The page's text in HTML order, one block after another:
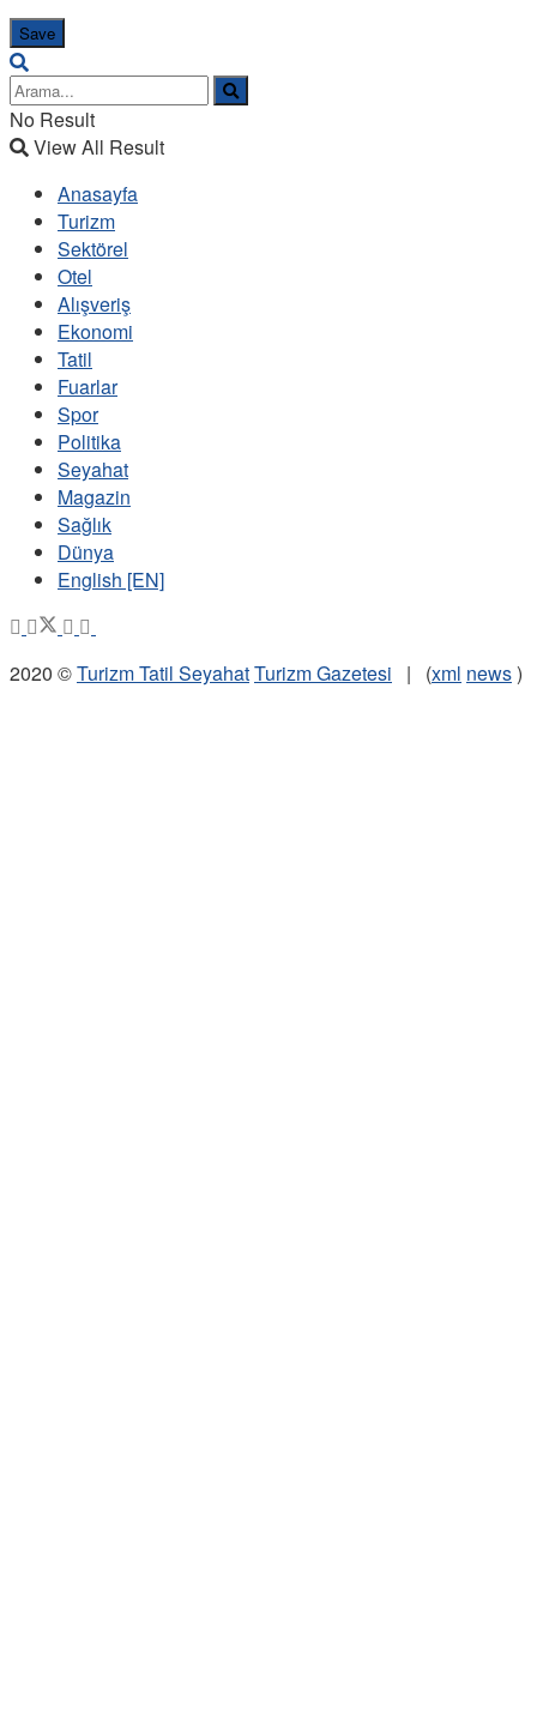
No Result
View All Result
Anasayfa
Turizm
Sektörel
Otel
Alışveriş
Ekonomi
Tatil
Fuarlar
Spor
Politika
Seyahat
Magazin
Sağlık
Dünya
English [EN]
2020 ©Turizm Tatil SeyahatTurizm Gazetesi | (xml news)